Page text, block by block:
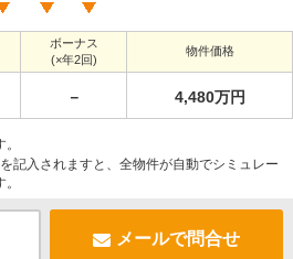
ボーナス
(×年2回)
物件価格
－ 4,480万円
記入されますと、全物件が自動でシミュレー
メールで問合せ